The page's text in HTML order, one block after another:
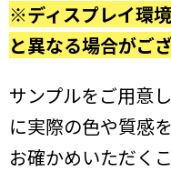
※ディスプレイ環
と異なる場合がござ
サンプルをご用意
に実際の色や質感を
お確かめいただく